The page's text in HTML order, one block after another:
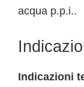
acqua p.p.i..
Indicazioni